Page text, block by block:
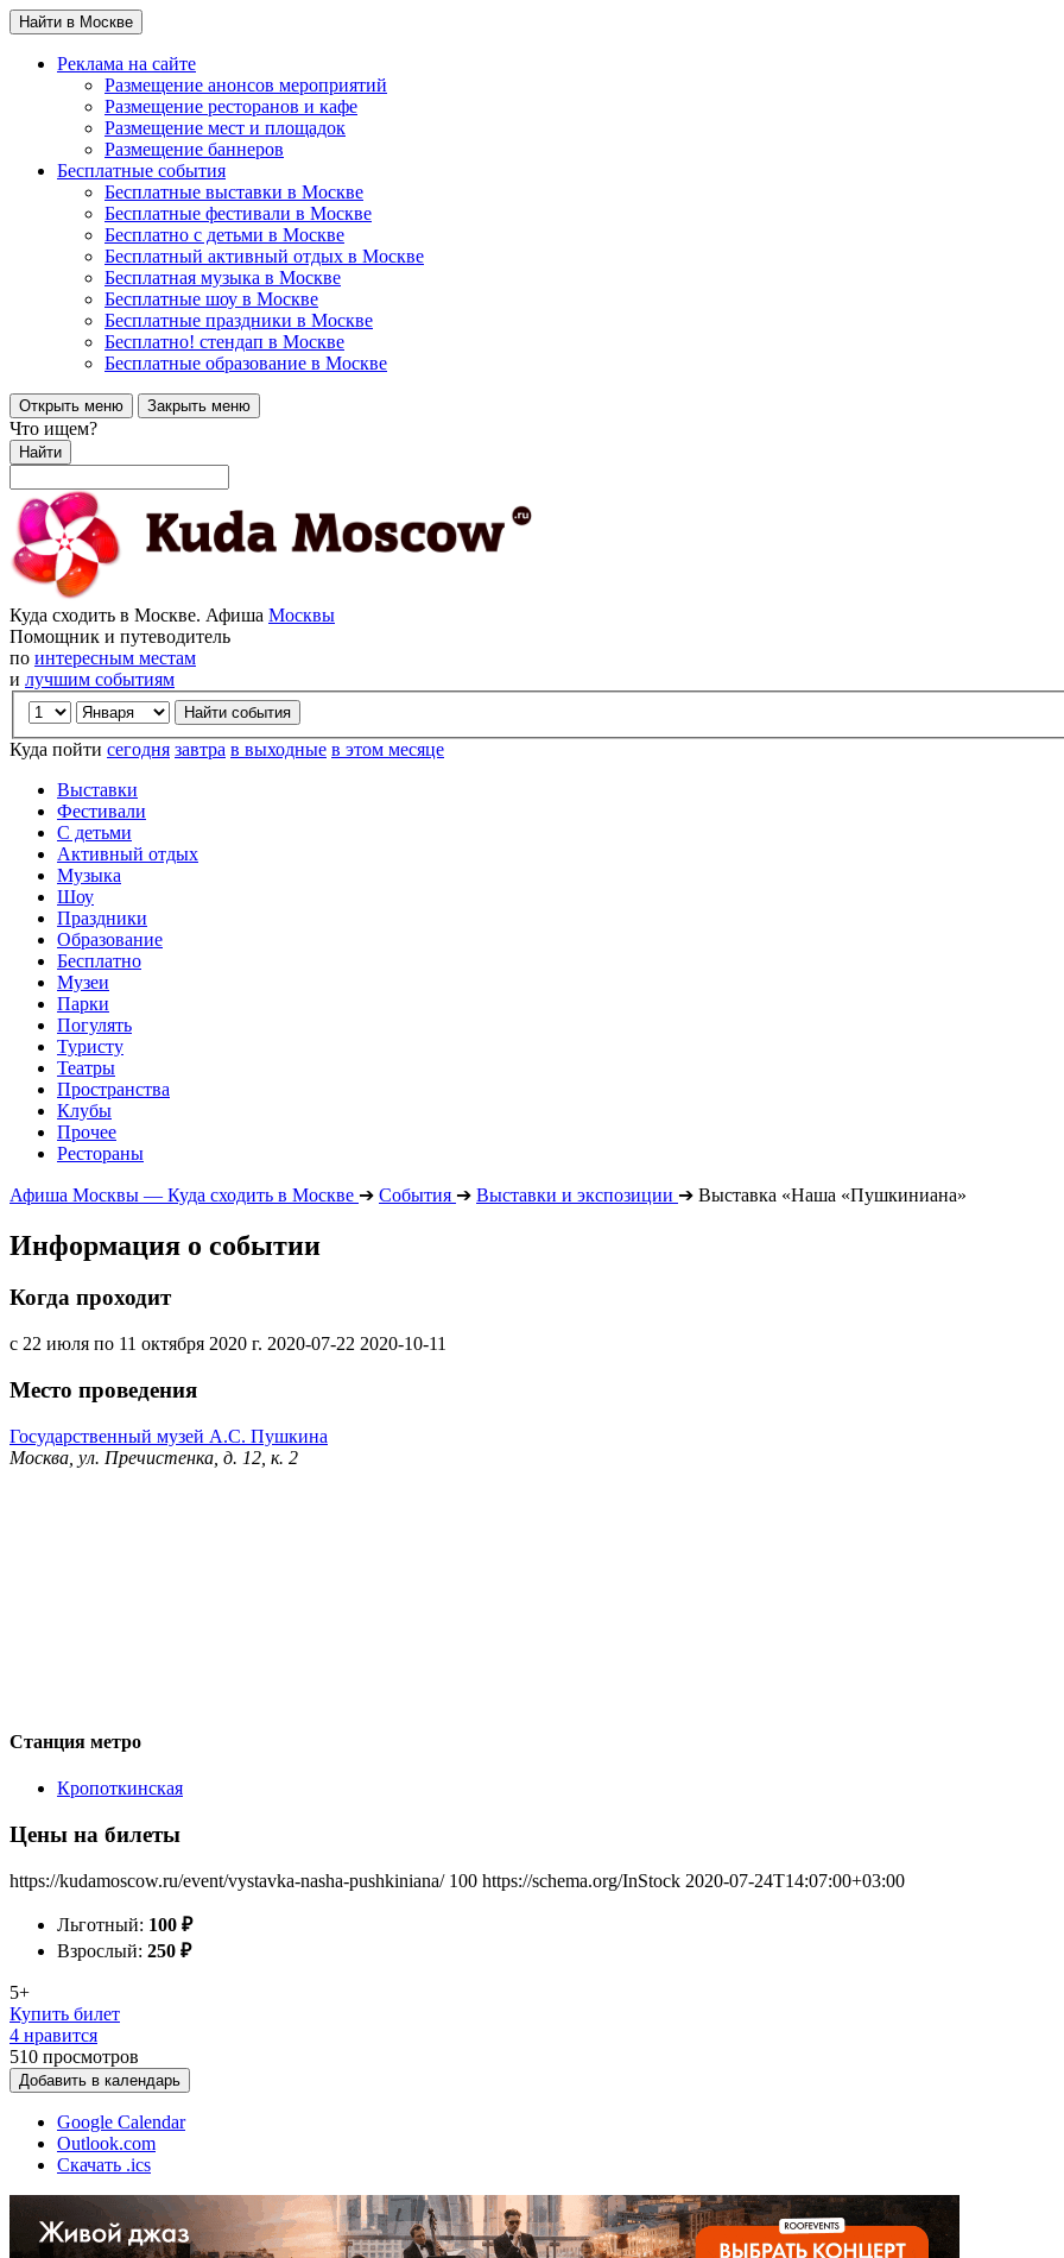
Найти в Москве
Реклама на сайте
Размещение анонсов мероприятий
Размещение ресторанов и кафе
Размещение мест и площадок
Размещение баннеров
Бесплатные события
Бесплатные выставки в Москве
Бесплатные фестивали в Москве
Бесплатно с детьми в Москве
Бесплатный активный отдых в Москве
Бесплатная музыка в Москве
Бесплатные шоу в Москве
Бесплатные праздники в Москве
Бесплатно! стендап в Москве
Бесплатные образование в Москве
Открыть меню Закрыть меню
Что ищем?
Найти
Куда сходить в Москве. Афиша Москвы
Помощник и путеводитель
по интересным местам
и лучшим событиям
Куда пойти сегодня завтра в выходные в этом месяце
Выставки
Фестивали
С детьми
Активный отдых
Музыка
Шоу
Праздники
Образование
Бесплатно
Музеи
Парки
Погулять
Туристу
Театры
Пространства
Клубы
Прочее
Рестораны
Афиша Москвы — Куда сходить в Москве ➔ События ➔ Выставки и экспозиции ➔ Выставка «Наша «Пушкиниана»
Информация о событии
Когда проходит
с 22 июля по 11 октября 2020 г. 2020-07-22 2020-10-11
Место проведения
Государственный музей А.С. Пушкина
Москва, ул. Пречистенка, д. 12, к. 2
Станция метро
Кропоткинская
Цены на билеты
https://kudamoscow.ru/event/vystavka-nasha-pushkiniana/ 100 https://schema.org/InStock 2020-07-24T14:07:00+03:00
Льготный: 100 ₽
Взрослый: 250 ₽
5+
Купить билет
4 нравится
510 просмотров
Добавить в календарь
Google Calendar
Outlook.com
Скачать .ics